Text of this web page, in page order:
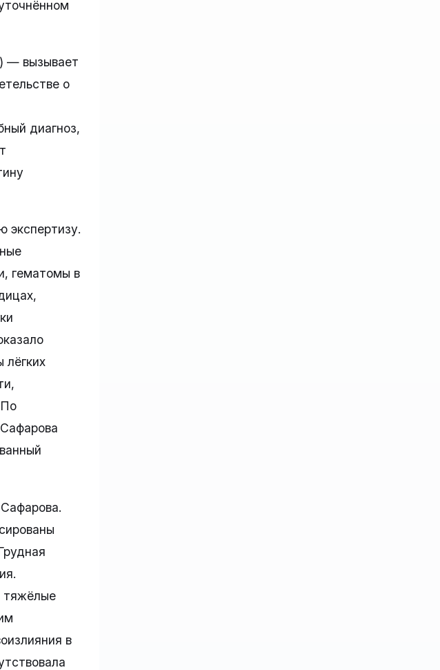
— вызывает
о
диагноз,
экспертизу.
гематомы в
лёгких
тяжёлые
в